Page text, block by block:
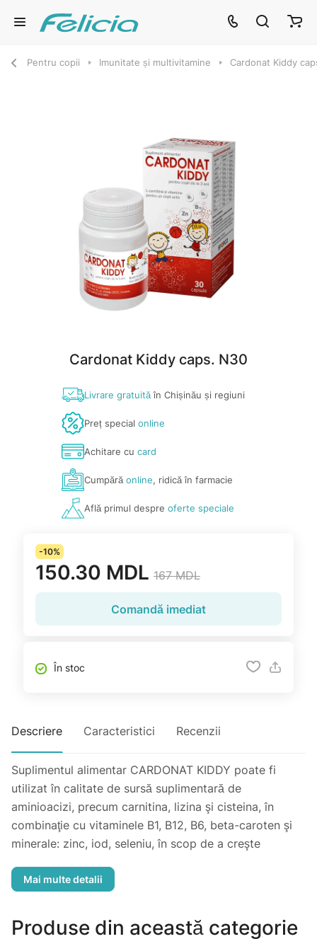
Pentru copii Imunitate și multivitamine Cardonat Kiddy
Cardonat Kiddy caps. N30
Livrare gratuităîn Chișinău și regiuni
Preț special online
Achitare cu card
Cumpărăonline, ridică în farmacie
Află primul despre oferte speciale
-10%
150.30 MDL 167 MDL
Comandă imediat
În stoc
Descriere Caracteristici Recenzii
Suplimentul alimentar CARDONAT KIDDY poate fi
utilizat în calitate de sursă suplimentară de
aminioacizi, precum carnitina, lizina şi cisteina, în
combinaţie cu vitaminele B1, B12, B6, beta-caroten şi
minerale: zinc, iod, seleniu, în scop de a creşte
organismului; pentru a susţine funcţionarea normală a
capacităţile cognitive normale ale creierului; pentru a
spori rezistenţa în timpul stresului fizic şi psiho-
Produse din această categorie